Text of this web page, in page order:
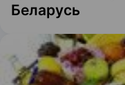
Беларусь